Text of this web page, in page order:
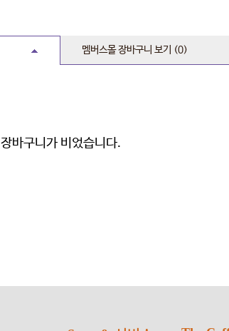
멤버스몰 장바구니 보기 (0)
장바구니가 비었습니다.